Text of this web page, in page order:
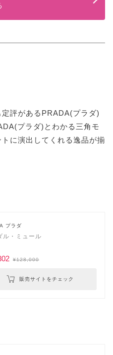
評があるPRADA(プラダ)
プラダ)とわかる三角モ
に演出してくれる逸品が揃
プラダ
ル・ミュール
¥128,000
販売サイトをチェック